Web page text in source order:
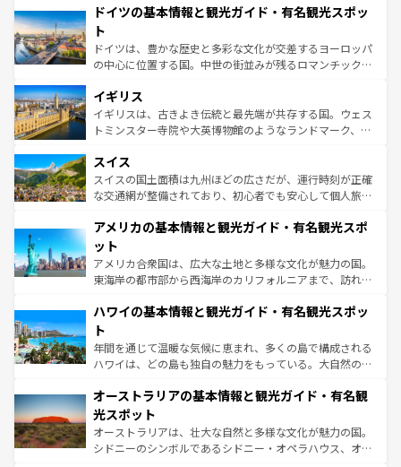
せる。地方によって風土や気候が異なるスペインはその個
ンテンツ一覧 を参照してほしい。
で、幅広い魅力が詰まっている。華麗な宮殿、歴史的な大
聖堂、美しいビーチ、そして豊かな自然が、訪れる者を心
から魅了する。また、フランスは美食の国としても知ら
れ、フランス料理はユネスコ無形文化遺産にも登録されて
香り高いラベンダー畑など、多彩な楽しみ方が可能だ。さ
らに、パリ以外の地域にも魅力が溢れており、どの街角に
も豊かな歴史と文化が息づいている。パリ以外の個性あふ
を参照してほしい。
ドイツの基本情報と観光ガイド・有名観光スポッ
ト
ドイツは、豊かな歴史と多彩な文化が交差するヨーロッパ
の中心に位置する国。中世の街並みが残るロマンチック街
顔を持つこの国は、どこを歩いても飽きることがない。ベ
ルリンの文化的活気、バイエルン州のアルプスの絶景、そ
してライン川沿いのワイン畑といった風景は必見。ビール
は、お酒好きな人にはぜひ体験してほしい。 なお、新着の
ドイツ情報はコンテンツ一覧を参照してほしい。
イギリス
イギリスは、古きよき伝統と最先端が共存する国。ウェス
トミンスター寺院や大英博物館のようなランドマーク、歴
リアごとに異なる魅力がある。また、優雅なアフタヌーン
ティー、ビール好きにはたまらない英国パブ、サッカー観
戦など、本場だからこそできる体験も豊富。イギリスを旅
ンツ一覧を参照してほしい。
スイス
スイスの国土面積は九州ほどの広さだが、運行時刻が正確
な交通網が整備されており、初心者でも安心して個人旅行
の建物がそのまま残る町や、スイスならではのユニークな
博物館もあり、アルプス観光だけでなく町歩きも満喫する
ことができる。国民の所得が高いため物価も高いが、旅行
者向けの交通パス提供のサービスもあり、うまく活用すれ
着のスイス情報はコンテンツ一覧を参照してほしい。
アメリカの基本情報と観光ガイド・有名観光スポ
ット
アメリカ合衆国は、広大な土地と多様な文化が魅力の国。
東海岸の都市部から西海岸のカリフォルニアまで、訪れる
のような巨大都市は、観光、ショッピング、エンターテイ
ンメントが詰まった刺激的なスポットだ。一方、アメリカ
西部には大自然が広がり、グランドキャニオンやイエロー
ストーン国立公園といった絶景が堪能できる。さらに、南
文化が魅力。旅行者はアメリカの各地域で異なる魅力を楽
しみながら、その多様性と豊かな歴史を感じることができ
るだろう。車でのロードトリップや列車の旅も、アメリカ
ならではの贅沢な旅のスタイルだ。 なお、新着のアメリカ
情報は コンテンツ一覧 を参照してほしい。
ハワイの基本情報と観光ガイド・有名観光スポッ
ト
年間を通じて温暖な気候に恵まれ、多くの島で構成される
ハワイは、どの島も独自の魅力をもっている。大自然の神
ワイ島は見逃せない。また、定番の観光地といえばオアフ
島だが、静かな自然を求めるならマウイ島やカウアイ島が
おすすめ。エメラルドグリーンに輝く海をはじめ、豊かな
文化や歴史が息づいている。「アロハスピリット」と呼ば
オーストラリアの基本情報と観光ガイド・有名観
光スポット
オーストラリアは、壮大な自然と多様な文化が魅力の国。
シドニーのシンボルであるシドニー・オペラハウス、オー